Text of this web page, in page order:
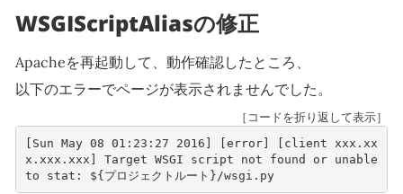
WSGIScriptAliasの修正
Apacheを再起動して、動作確認したところ、
以下のエラーでページが表示されませんでした。
［コードを折り返して表示］
[Sun May 08 01:23:27 2016] [error] [client xxx.xx
x.xxx.xxx] Target WSGI script not found or unable
to stat: ${プロジェクトルート}/wsgi.py